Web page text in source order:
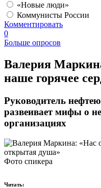
«Новые люди»
Коммунисты России
Комментировать
0
Больше опросов
​Валерия
наше горячее
Руководитель
развеивает мифы о
организациях
Фото спикера
Читать: